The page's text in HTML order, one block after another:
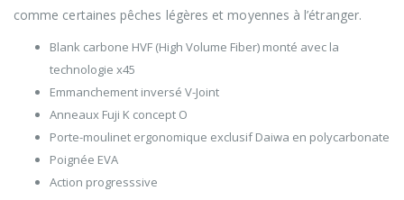
comme certaines pêches légères et moyennes à l’étranger.
Blank carbone HVF (High Volume Fiber) monté avec la
technologie x45
Emmanchement inversé V-Joint
Anneaux Fuji K concept O
Porte-moulinet ergonomique exclusif Daiwa en polycarbonate
Poignée EVA
Action progresssive